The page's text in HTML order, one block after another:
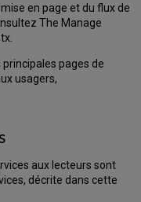
en page et du flux de
The Manage
pages de
usagers,
aux lecteurs sont
décrite dans cette